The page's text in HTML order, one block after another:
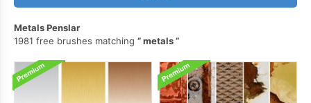
Metals Penslar
1981 free brushes matching
metals